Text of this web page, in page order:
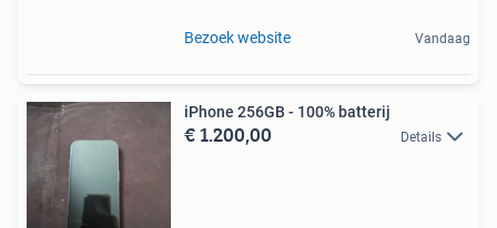
Bezoek website Vandaag
iPhone 256GB - 100% batterij
€ 1.200,00 Details